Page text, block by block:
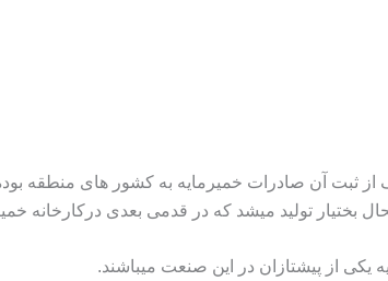
بختیار تولید میشد که در قدمی بعدی درکارخانه
یکی از پیشتازان در این صنعت میباشند.